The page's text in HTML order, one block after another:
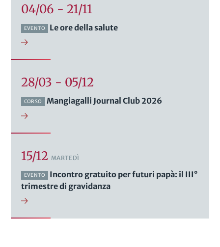
04/06 - 21/11
EVENTO Le ore della salute
28/03 - 05/12
CORSO Mangiagalli Journal Club 2026
15/12 MARTEDÌ
EVENTO
Incontro gratuito per futuri papà: il III°
trimestre di gravidanza